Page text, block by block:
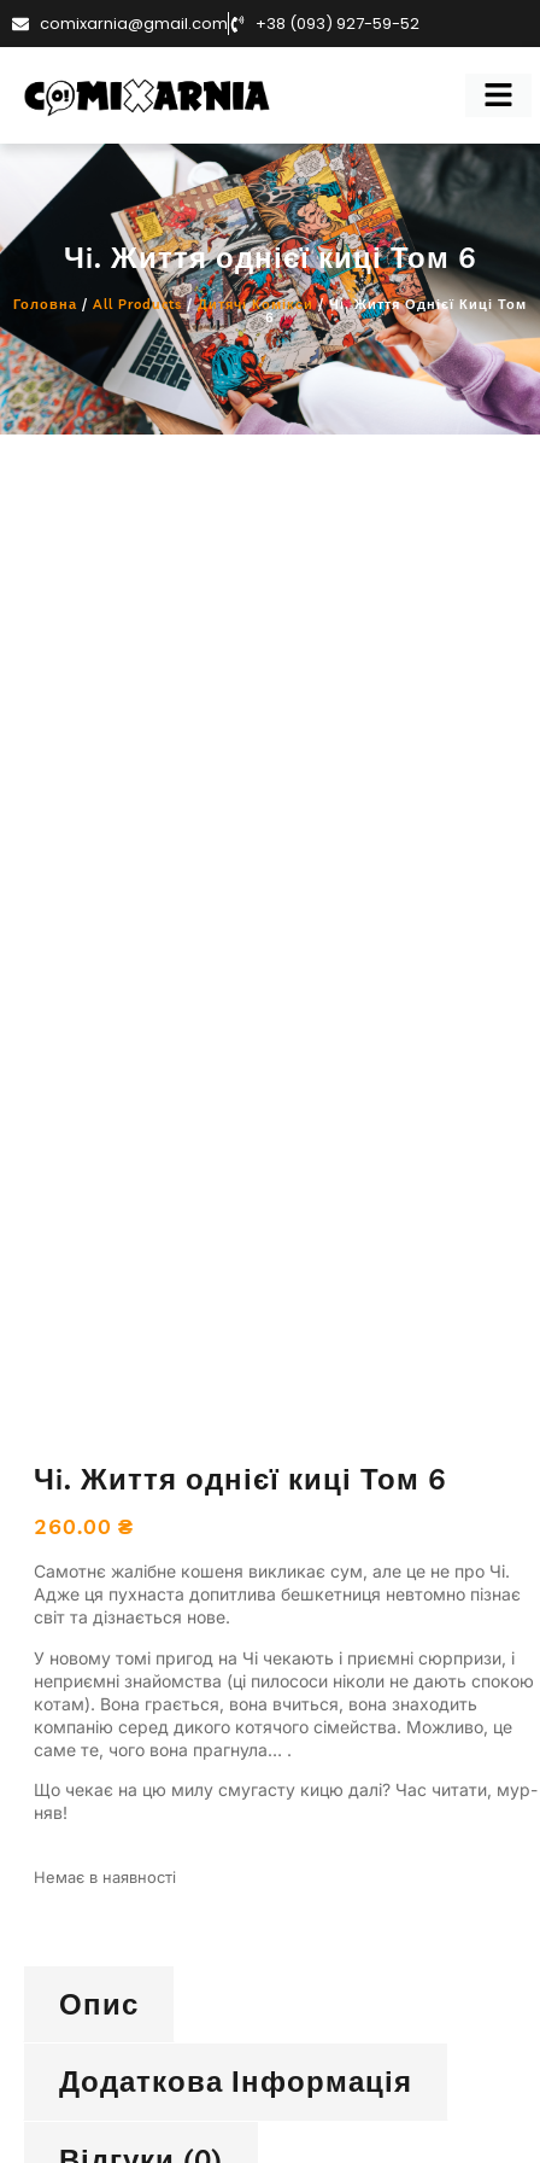
comixarnia@gmail.com +38 (093) 927-59-52
Чi. Життя однієї киці Том 6
Головна / All Products/Дитячі Комікси / Чi. Життя Однієї Киці Том
6
Чi. Життя однієї киці Том 6
260.00 ₴
Самотнє жалібне кошеня викликає сум, але це не про Чі.
Адже ця пухнаста допитлива бешкетниця невтомно пізнає
світ та дізнається нове.
У новому томі пригод на Чі чекають і приємні сюрпризи, і
неприємні знайомства (ці пилососи ніколи не дають спокою
котам). Вона грається, вона вчиться, вона знаходить
компанію серед дикого котячого сімейства. Можливо, це
саме те, чого вона прагнула… .
Що чекає на цю милу смугасту кицю далі? Час читати, мур-
няв!
Немає в наявності
Опис
Додаткова Інформація